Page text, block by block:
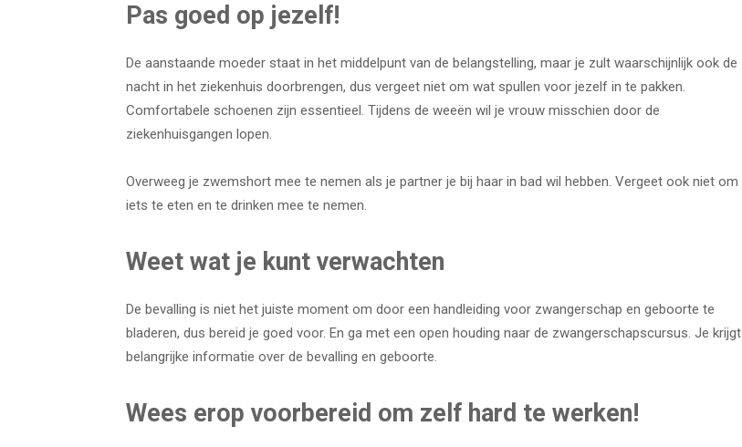
Pas goed op jezelf!
De aanstaande moeder staat in het middelpunt van de belangstelling, maar je zult waarschijnlijk ook de
nacht in het ziekenhuis doorbrengen, dus vergeet niet om wat spullen voor jezelf in te pakken.
Comfortabele schoenen zijn essentieel. Tijdens de weeën wil je vrouw misschien door de
ziekenhuisgangen lopen.
Overweeg je zwemshort mee te nemen als je partner je bij haar in bad wil hebben. Vergeet ook niet om
iets te eten en te drinken mee te nemen.
Weet wat je kunt verwachten
De bevalling is niet het juiste moment om door een handleiding voor zwangerschap en geboorte te
bladeren, dus bereid je goed voor. En ga met een open houding naar de zwangerschapscursus. Je krijgt
belangrijke informatie over de bevalling en geboorte.
Wees erop voorbereid om zelf hard te werken!